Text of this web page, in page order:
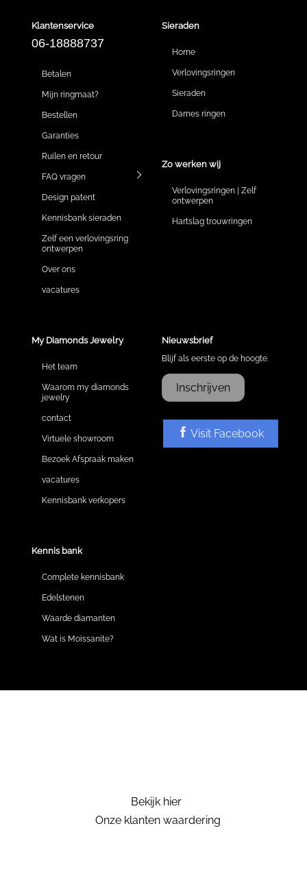
Klantenservice
06-18888737
Betalen
Mijn ringmaat?
Bestellen
Garanties
Ruilen en retour
FAQ vragen
Design patent
Kennisbank sieraden
Zelf een verlovingsring
ontwerpen
Over ons
vacatures
Sieraden
Home
Verlovingsringen
Sieraden
Dames ringen
Zo werken wij
Verlovingsringen | Zelf
ontwerpen
Hartslag trouwringen
My Diamonds Jewelry
Het team
Waarom my diamonds
jewelry
contact
Virtuele showroom
Bezoek Afspraak maken
vacatures
Kennisbank verkopers
Kennis bank
Complete kennisbank
Edelstenen
Waarde diamanten
Wat is Moissanite?
Nieuwsbrief
Blijf als eerste op de hoogte.
Inschrijven
Visit Facebook
Bekijk hier
Onze klanten waardering